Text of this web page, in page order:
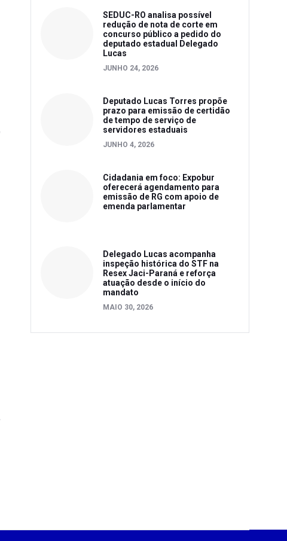
SEDUC-RO analisa possível
redução de nota de corte em
concurso público a pedido do
deputado estadual Delegado
Lucas
JUNHO 24, 2026
Deputado Lucas Torres propõe
prazo para emissão de certidão
de tempo de serviço de
servidores estaduais
JUNHO 4, 2026
Cidadania em foco: Expobur
oferecerá agendamento para
emissão de RG com apoio de
emenda parlamentar
Delegado Lucas acompanha
inspeção histórica do STF na
Resex Jaci-Paraná e reforça
atuação desde o início do
mandato
MAIO 30, 2026